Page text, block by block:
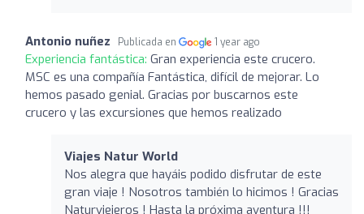
Antonio nuñez Publicada en 1 year ago
Experiencia fantástica: Gran experiencia este crucero.
MSC es una compañía Fantástica, difícil de mejorar. Lo
hemos pasado genial. Gracias por buscarnos este
crucero y las excursiones que hemos realizado
Viajes Natur World
Nos alegra que hayáis podido disfrutar de este
gran viaje ! Nosotros también lo hicimos ! Gracias
Naturviejeros ! Hasta la próxima aventura !!!